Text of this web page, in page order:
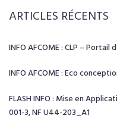
ARTICLES RÉCENTS
INFO AFCOME : CLP –
INFO AFCOME : Eco
FLASH INFO : Mise en
001-3, NF U44-203_A1